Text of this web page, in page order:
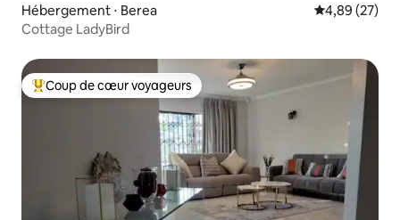
Hébergement ⋅ Berea Évaluation
4,89 (27)
Cottage LadyBird
Coups de cœur voyageurs les plus appréciés
Coup de cœur voyageurs